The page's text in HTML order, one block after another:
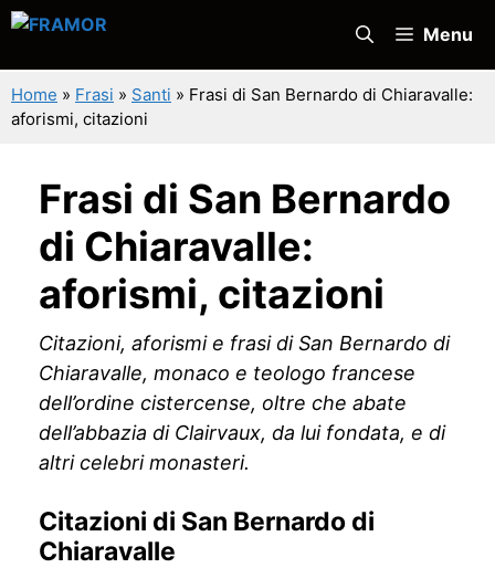
Vai
contenuto
Menu
Home » Frasi » Santi » Frasi di San Bernardo di Chiaravalle:
aforismi, citazioni
Frasi di San Bernardo
di Chiaravalle:
aforismi, citazioni
Citazioni, aforismi e frasi di San Bernardo di
Chiaravalle, monaco e teologo francese
dell’ordine cistercense, oltre che abate
dell’abbazia di Clairvaux, da lui fondata, e di
altri celebri monasteri.
Citazioni di San Bernardo di
Chiaravalle